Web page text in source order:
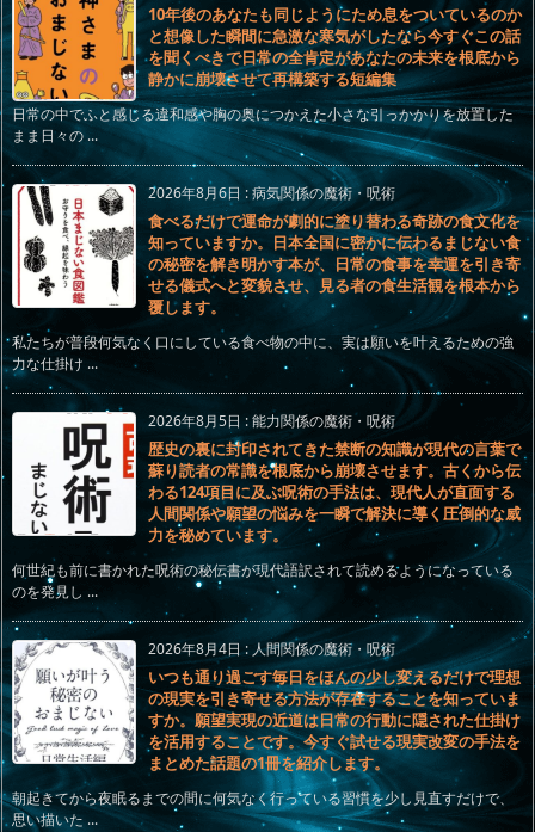
10年後のあなたも同じようにため息をついているのか
と想像した瞬間に急激な寒気がしたなら今すぐこの話
を聞くべきで日常の全肯定があなたの未来を根底から
静かに崩壊させて再構築する短編集
日常の中でふと感じる違和感や胸の奥につかえた小さな引っかかりを放置した
まま日々の ...
2026年8月6日 :病気関係の魔術・呪術
食べるだけで運命が劇的に塗り替わる奇跡の食文化を
知っていますか。日本全国に密かに伝わるまじない食
の秘密を解き明かす本が、日常の食事を幸運を引き寄
せる儀式へと変貌させ、見る者の食生活観を根本から
覆します。
私たちが普段何気なく口にしている食べ物の中に、実は願いを叶えるための強
力な仕掛け ...
2026年8月5日 :能力関係の魔術・呪術
歴史の裏に封印されてきた禁断の知識が現代の言葉で
蘇り読者の常識を根底から崩壊させます。古くから伝
わる124項目に及ぶ呪術の手法は、現代人が直面する
人間関係や願望の悩みを一瞬で解決に導く圧倒的な威
力を秘めています。
何世紀も前に書かれた呪術の秘伝書が現代語訳されて読めるようになっている
のを発見し ...
2026年8月4日 :人間関係の魔術・呪術
いつも通り過ごす毎日をほんの少し変えるだけで理想
の現実を引き寄せる方法が存在することを知っていま
すか。願望実現の近道は日常の行動に隠された仕掛け
を活用することです。今すぐ試せる現実改変の手法を
まとめた話題の1冊を紹介します。
朝起きてから夜眠るまでの間に何気なく行っている習慣を少し見直すだけで、
思い描いた ...